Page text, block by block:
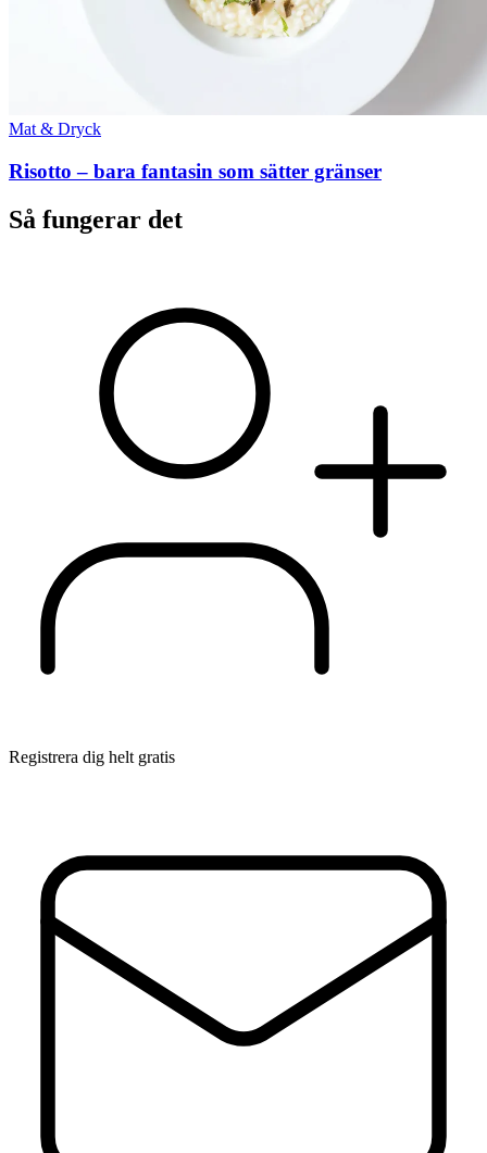
Mat & Dryck
Risotto – bara fantasin som sätter gränser
Så fungerar det
Registrera dig helt gratis